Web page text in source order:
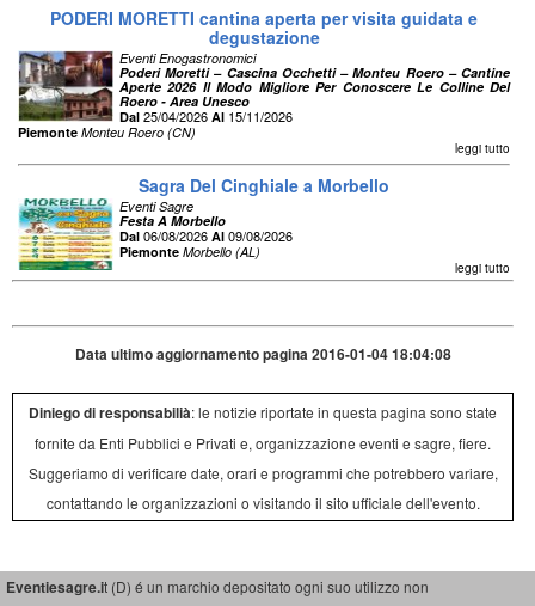
PODERI MORETTI cantina aperta per visita guidata e
degustazione
Eventi Enogastronomici
Poderi Moretti – Cascina Occhetti – Monteu Roero – Cantine
Aperte 2026 Il Modo Migliore Per Conoscere Le Colline Del
Roero - Area Unesco
Dal 25/04/2026 Al 15/11/2026
Piemonte Monteu Roero (CN)
leggi tutto
Sagra Del Cinghiale a Morbello
Eventi Sagre
Festa A Morbello
Dal 06/08/2026 Al 09/08/2026
Piemonte Morbello (AL)
leggi tutto
Data ultimo aggiornamento pagina 2016-01-04 18:04:08
Diniego di responsabilià: le notizie riportate in questa pagina sono state
fornite da Enti Pubblici e Privati e, organizzazione eventi e sagre, fiere.
Suggeriamo di verificare date, orari e programmi che potrebbero variare,
contattando le organizzazioni o visitando il sito ufficiale dell'evento.
Eventiesagre.it (D) é un marchio depositato ogni suo utilizzo non